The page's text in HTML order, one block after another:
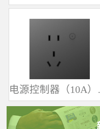
电